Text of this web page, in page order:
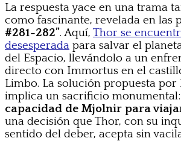
La respuesta yace en una trama
como fascinante, revelada en las
#281-282”. Aquí, Thor se
desesperada para salvar el
del Espacio, llevándolo a un
directo con Immortus en el
Limbo. La solución propuesta
implica un sacrificio monumental:
capacidad de Mjolnir para
una decisión que Thor, con su
sentido del deber, acepta sin